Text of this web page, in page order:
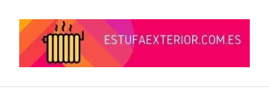
contenido